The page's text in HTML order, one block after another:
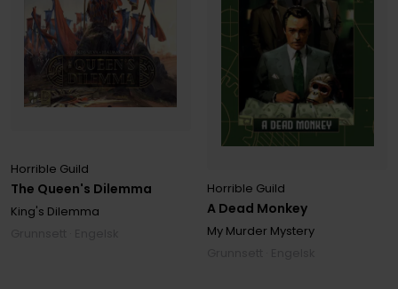
The Queen's Dilemma
Horrible Guild
King's Dilemma
A Dead Monkey
Horrible Guild
My Murder Mystery